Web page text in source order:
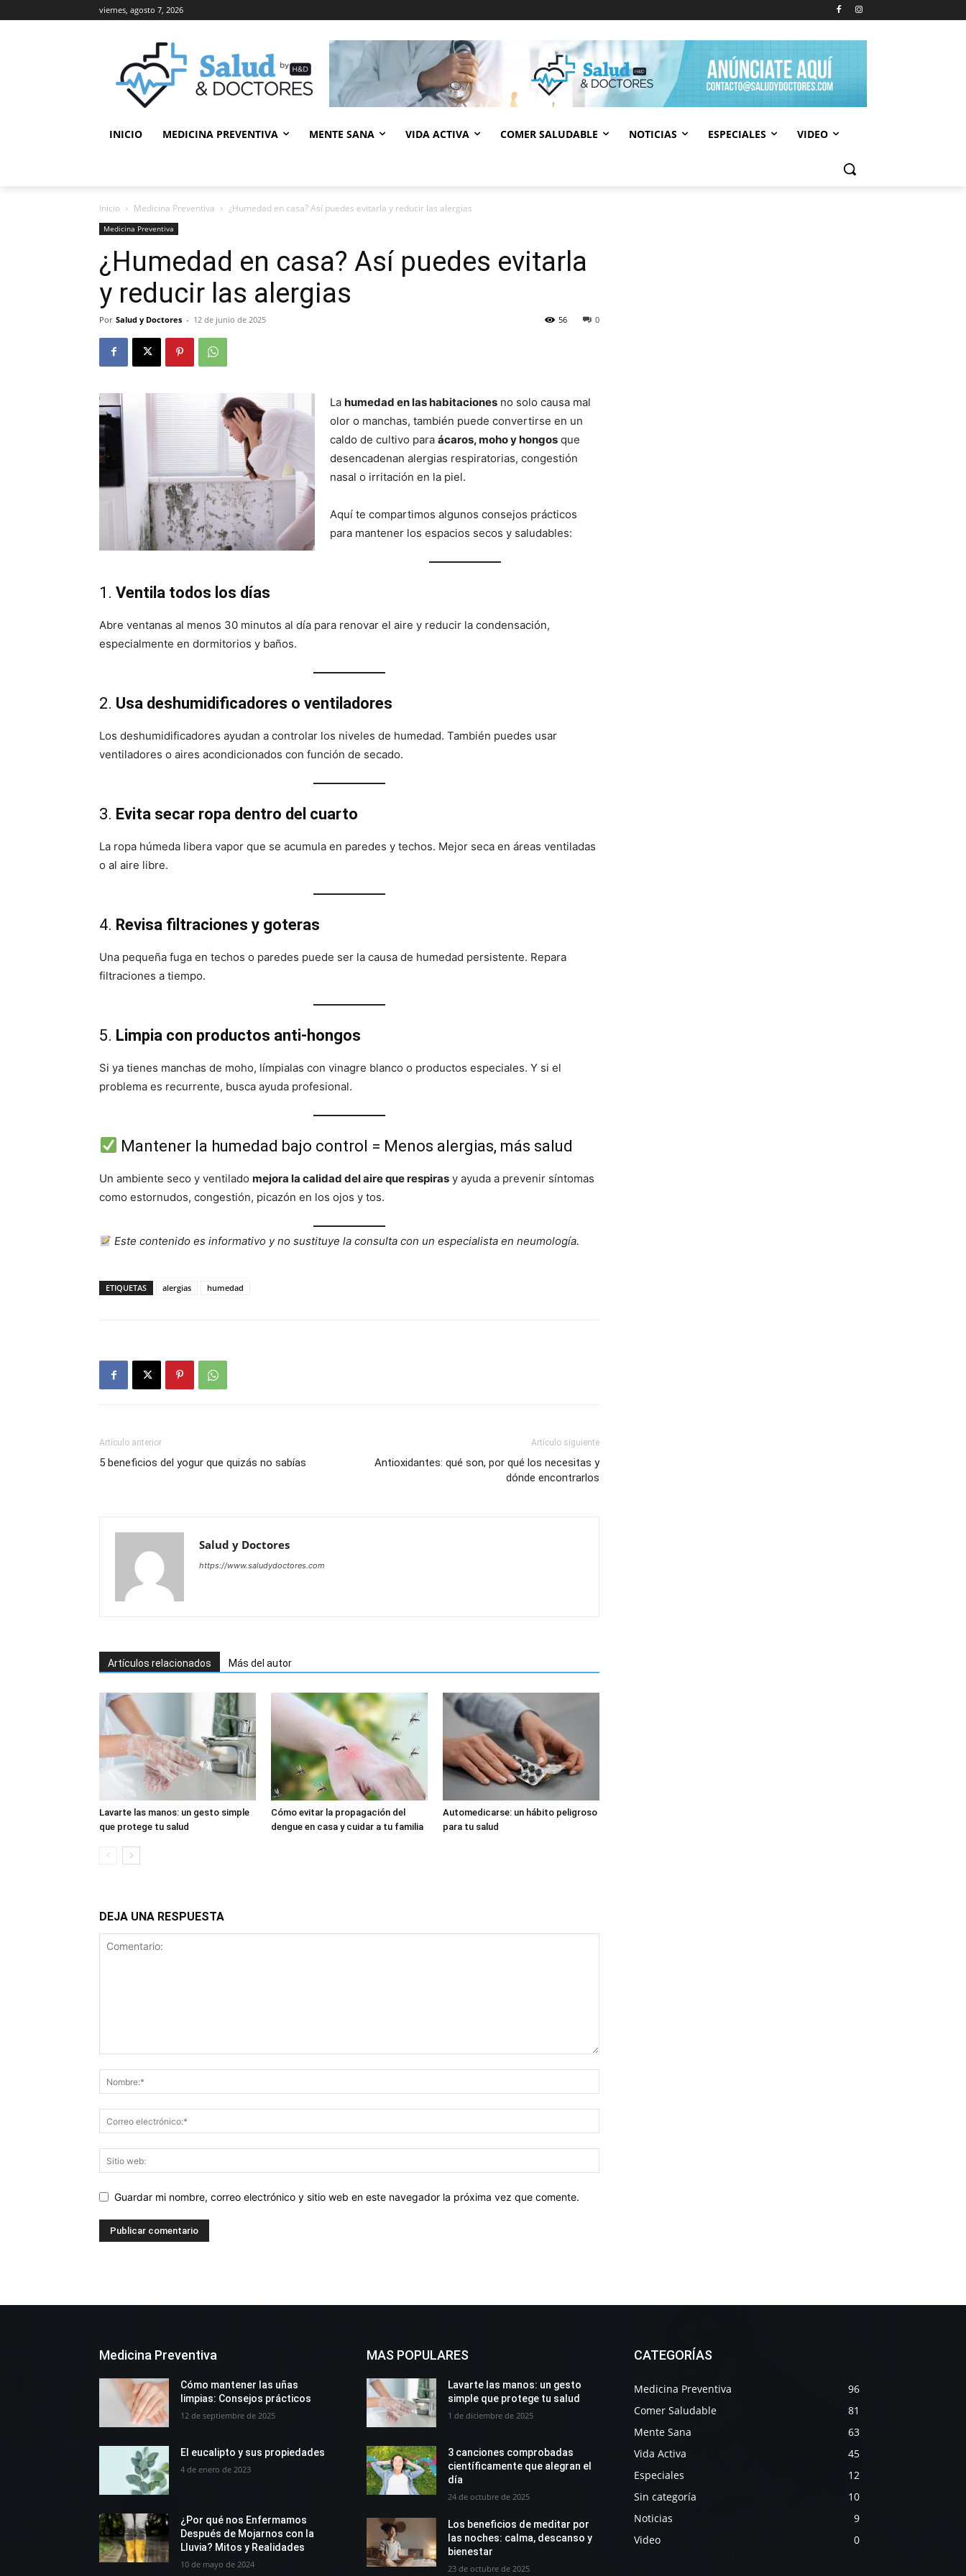
viernes, agosto 7, 2026
INICIO MEDICINA PREVENTIVA MENTE SANA VIDA ACTIVA COMER SALUDABLE NOTICIAS ESPECIALES VIDEO
Inicio Medicina Preventiva ¿Humedad en casa? Así puedes evitarla y reducir las alergias
Medicina Preventiva
¿Humedad en casa? Así puedes evitarla
y reducir las alergias
Por Salud y Doctores - 12 de junio de 2025 0
56
La humedad en las habitaciones no solo causa mal
olor o manchas, también puede convertirse en un
caldo de cultivo para ácaros, moho y hongos que
desencadenan alergias respiratorias, congestión
nasal o irritación en la piel.
Aquí te compartimos algunos consejos prácticos
para mantener los espacios secos y saludables:
1. Ventila todos los días
Abre ventanas al menos 30 minutos al día para renovar el aire y reducir la condensación,
especialmente en dormitorios y baños.
2. Usa deshumidificadores o ventiladores
Los deshumidificadores ayudan a controlar los niveles de humedad. También puedes usar
ventiladores o aires acondicionados con función de secado.
3. Evita secar ropa dentro del cuarto
La ropa húmeda libera vapor que se acumula en paredes y techos. Mejor seca en áreas ventiladas
o al aire libre.
4. Revisa filtraciones y goteras
Una pequeña fuga en techos o paredes puede ser la causa de humedad persistente. Repara
filtraciones a tiempo.
5. Limpia con productos anti-hongos
Si ya tienes manchas de moho, límpialas con vinagre blanco o productos especiales. Y si el
problema es recurrente, busca ayuda profesional.
Mantener la humedad bajo control = Menos alergias, más salud
Un ambiente seco y ventilado mejora la calidad del aire que respiras y ayuda a prevenir síntomas
como estornudos, congestión, picazón en los ojos y tos.
Este contenido es informativo y no sustituye la consulta con un especialista en neumología.
ETIQUETAS alergias humedad
Artículo anterior
5 beneficios del yogur que quizás no sabías
Artículo siguiente
Antioxidantes: qué son, por qué los necesitas y
dónde encontrarlos
Salud y Doctores
https://www.saludydoctores.com
Artículos relacionados Más del autor
Lavarte las manos: un gesto simple
que protege tu salud
Cómo evitar la propagación del
dengue en casa y cuidar a tu familia
Automedicarse: un hábito peligroso
para tu salud
DEJA UNA RESPUESTA
Guardar mi nombre, correo electrónico y sitio web en este navegador la próxima vez que comente.
Medicina Preventiva
Cómo mantener las uñas
limpias: Consejos prácticos
12 de septiembre de 2025
El eucalipto y sus propiedades
4 de enero de 2023
¿Por qué nos Enfermamos
Después de Mojarnos con la
Lluvia? Mitos y Realidades
10 de mayo de 2024
MAS POPULARES
Lavarte las manos: un gesto
simple que protege tu salud
1 de diciembre de 2025
3 canciones comprobadas
científicamente que alegran el
día
24 de octubre de 2025
Los beneficios de meditar por
las noches: calma, descanso y
bienestar
23 de octubre de 2025
CATEGORÍAS
Medicina Preventiva
96
Comer Saludable
81
Mente Sana
63
Vida Activa
45
Especiales
12
Sin categoría
10
Noticias
9
Video
0